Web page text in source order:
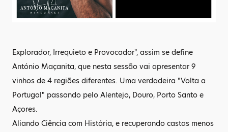
Explorador, Irrequieto e Provocador", assim se define
António Maçanita, que nesta sessão vai apresentar 9
vinhos de 4 regiões diferentes. Uma verdadeira "Volta a
Portugal" passando pelo Alentejo, Douro, Porto Santo e
Açores.
Aliando Ciência com História, e recuperando castas menos